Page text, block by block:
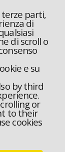
terze parti,
di
di scroll o
e su
by third
or
to their
cookies